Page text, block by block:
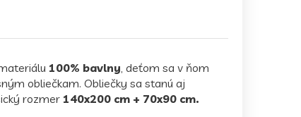
100% bavlny, deťom sa v ňom
obliečkam. Obliečky sa stanú aj
rozmer 140x200 cm + 70x90 cm.